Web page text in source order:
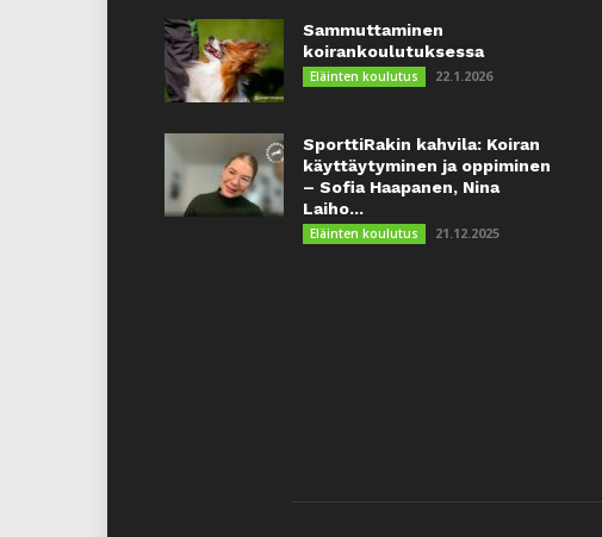
Sammuttaminen
koirankoulutuksessa
Eläinten koulutus 22.1.2026
SporttiRakin kahvila: Koiran
käyttäytyminen ja oppiminen
– Sofia Haapanen, Nina
Laiho...
Eläinten koulutus 21.12.2025